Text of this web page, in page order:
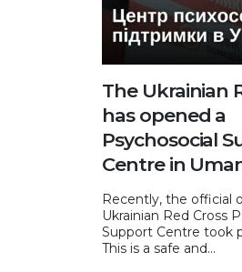
The Ukrainian
has opened a
Psychosocial
Centre in
Recently, the official
Ukrainian Red Cross
Support Centre took
This is a safe and...